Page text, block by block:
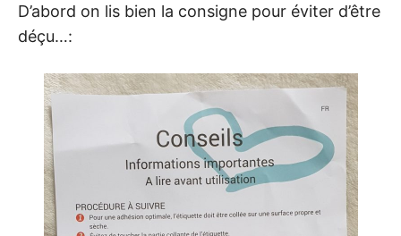
D’abord on lis bien la consigne pour éviter d’être
déçu…: